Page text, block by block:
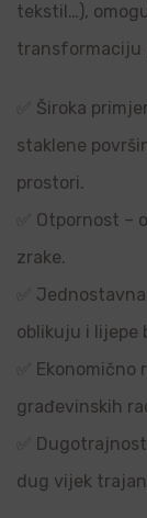
tekstil…),
transformaciju
✅ Široka
staklene
prostori.
✅ Otpornost
zrake.
✅
oblikuju i lijepe
✅
građevinskih
✅
dug vijek